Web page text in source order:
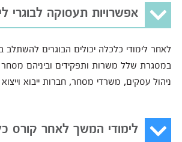
אפשרויות תעסוקה לבוגרי
לאחר לימודי כלכלה יכולים הבוגרים להשתלב
במסגרת שלל משרות ותפקידים וביניהם
ניהול עסקים, משרדי מסחר, חברות ייבוא
לימודי המשך לאחר קורס